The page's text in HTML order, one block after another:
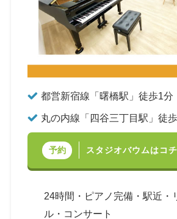
都営新宿線「曙橋駅」徒歩1分
丸の内線「四谷三丁目駅」徒
予約 スタジオバウムはコ
24時間・ピアノ完備・駅近・
ル・コンサート